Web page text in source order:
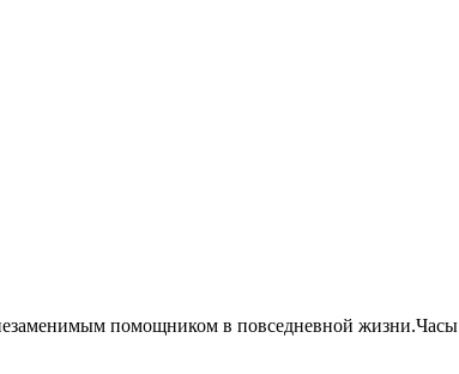
помощником в повседневной жизни.Часы